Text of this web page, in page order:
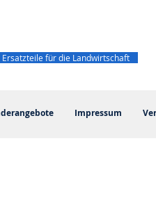
Impressum
Ersatzteile für die Landwirtschaft